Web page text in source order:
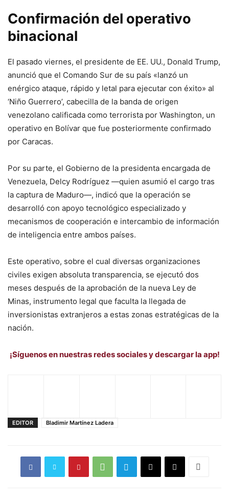
Confirmación del operativo
binacional
El pasado viernes, el presidente de EE. UU., Donald Trump,
anunció que el Comando Sur de su país «lanzó un
enérgico ataque, rápido y letal para ejecutar con éxito» al
‘Niño Guerrero’, cabecilla de la banda de origen
venezolano calificada como terrorista por Washington, un
operativo en Bolívar que fue posteriormente confirmado
por Caracas.
Por su parte, el Gobierno de la presidenta encargada de
Venezuela, Delcy Rodríguez —quien asumió el cargo tras
la captura de Maduro—, indicó que la operación se
desarrolló con apoyo tecnológico especializado y
mecanismos de cooperación e intercambio de información
de inteligencia entre ambos países.
Este operativo, sobre el cual diversas organizaciones
civiles exigen absoluta transparencia, se ejecutó dos
meses después de la aprobación de la nueva Ley de
Minas, instrumento legal que faculta la llegada de
inversionistas extranjeros a estas zonas estratégicas de la
nación.
¡Síguenos en nuestras redes sociales y descargar la app!
EDITOR Bladimir Martínez Ladera